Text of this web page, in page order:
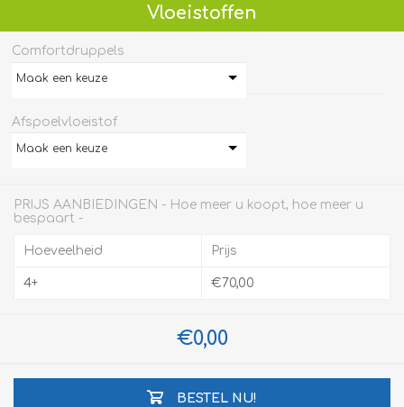
Vloeistoffen
Comfortdruppels
Maak een keuze
Afspoelvloeistof
Maak een keuze
PRIJS AANBIEDINGEN - Hoe meer u koopt, hoe meer u
bespaart -
Hoeveelheid
4+
Prijs
€70,00
€0,00
BESTEL NU!